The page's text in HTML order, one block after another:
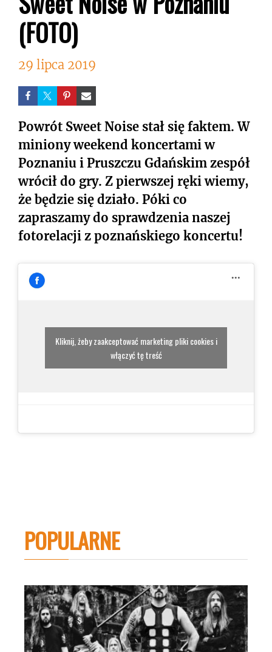
(FOTO)
29 lipca 2019
Powrót Sweet Noise stał się faktem. W
miniony weekend koncertami w
Poznaniu i Pruszczu Gdańskim zespół
wrócił do gry. Z pierwszej ręki wiemy,
że będzie się działo. Póki co
zapraszamy do sprawdzenia naszej
fotorelacji z poznańskiego koncertu!
Kliknij, żeby zaakceptować marketing pliki cookies i
włączyć tę treść
POPULARNE